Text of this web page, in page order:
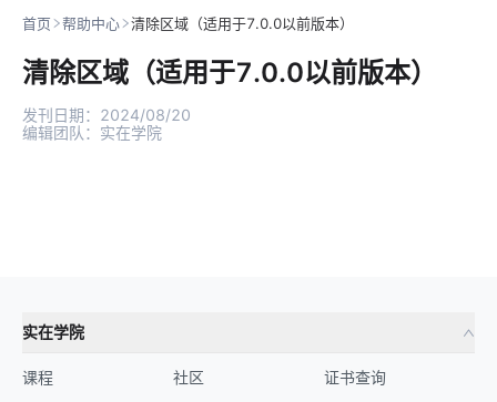
首页 帮助中心 清除区域（适用于7.0.0以前版本）
清除区域（适用于7.0.0以前版本）
发刊日期： 2024/08/20
编辑团队： 实在学院
实在学院
课程
社区
证书查询